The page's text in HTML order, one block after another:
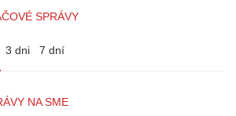
SPRÁVY
3 dni 7 dní
NA SME